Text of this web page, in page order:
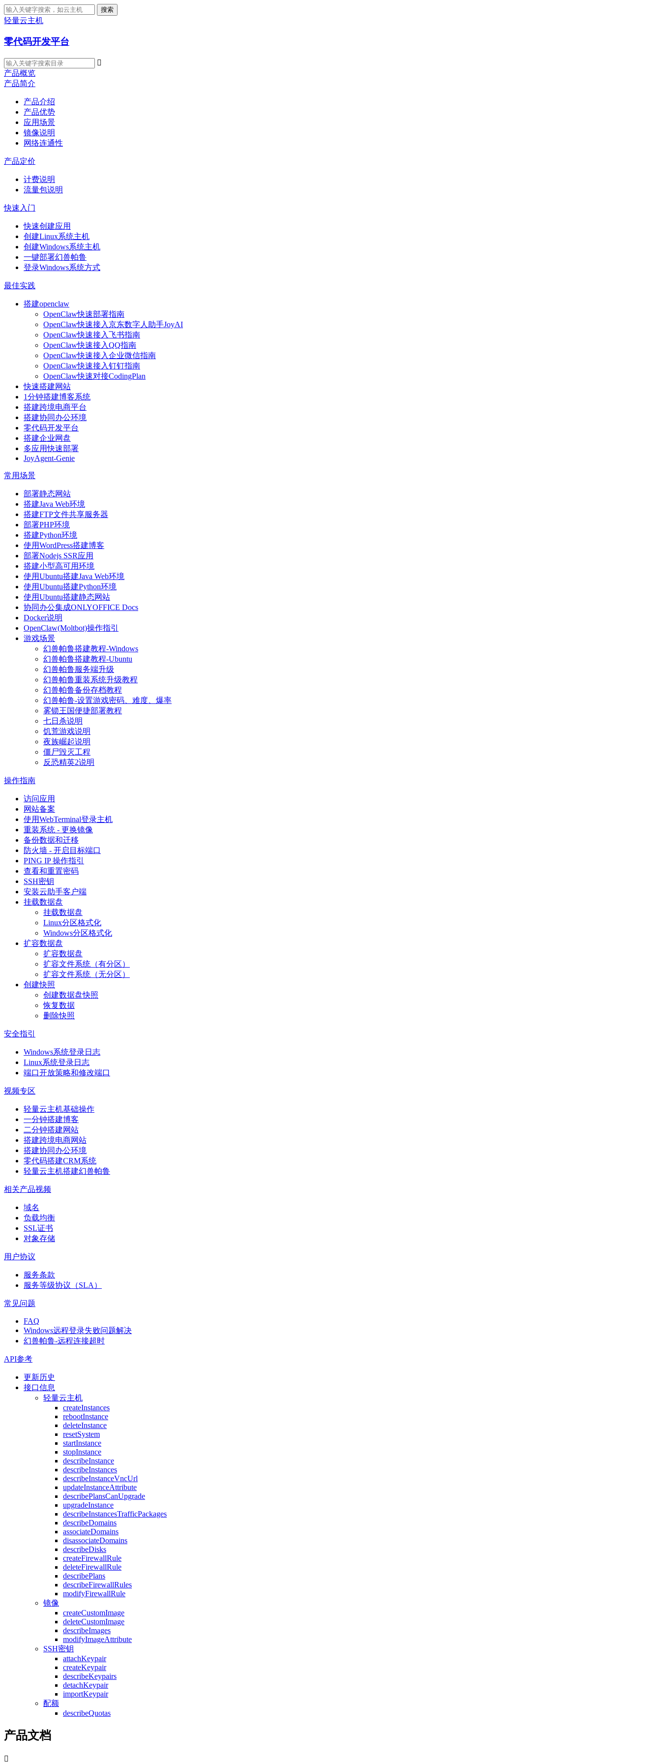
搜索
轻量云主机
零代码开发平台

产品概览
产品简介
产品介绍
产品优势
应用场景
镜像说明
网络连通性
产品定价
计费说明
流量包说明
快速入门
快速创建应用
创建Linux系统主机
创建Windows系统主机
一键部署幻兽帕鲁
登录Windows系统方式
最佳实践
搭建openclaw
OpenClaw快速部署指南
OpenClaw快速接入京东数字人助手JoyAI
OpenClaw快速接入飞书指南
OpenClaw快速接入QQ指南
OpenClaw快速接入企业微信指南
OpenClaw快速接入钉钉指南
OpenClaw快速对接CodingPlan
快速搭建网站
1分钟搭建博客系统
搭建跨境电商平台
搭建协同办公环境
零代码开发平台
搭建企业网盘
多应用快速部署
JoyAgent-Genie
常用场景
部署静态网站
搭建Java Web环境
搭建FTP文件共享服务器
部署PHP环境
搭建Python环境
使用WordPress搭建博客
部署Nodejs SSR应用
搭建小型高可用环境
使用Ubuntu搭建Java Web环境
使用Ubuntu搭建Python环境
使用Ubuntu搭建静态网站
协同办公集成ONLYOFFICE Docs
Docker说明
OpenClaw(Moltbot)操作指引
游戏场景
幻兽帕鲁搭建教程-Windows
幻兽帕鲁搭建教程-Ubuntu
幻兽帕鲁服务端升级
幻兽帕鲁重装系统升级教程
幻兽帕鲁备份存档教程
幻兽帕鲁-设置游戏密码、难度、爆率
雾锁王国便捷部署教程
七日杀说明
饥荒游戏说明
夜族崛起说明
僵尸毁灭工程
反恐精英2说明
操作指南
访问应用
网站备案
使用WebTerminal登录主机
重装系统 - 更换镜像
备份数据和迁移
防火墙 - 开启目标端口
PING IP 操作指引
查看和重置密码
SSH密钥
安装云助手客户端
挂载数据盘
挂载数据盘
Linux分区格式化
Windows分区格式化
扩容数据盘
扩容数据盘
扩容文件系统（有分区）
扩容文件系统（无分区）
创建快照
创建数据盘快照
恢复数据
删除快照
安全指引
Windows系统登录日志
Linux系统登录日志
端口开放策略和修改端口
视频专区
轻量云主机基础操作
一分钟搭建博客
二分钟搭建网站
搭建跨境电商网站
搭建协同办公环境
零代码搭建CRM系统
轻量云主机搭建幻兽帕鲁
相关产品视频
域名
负载均衡
SSL证书
对象存储
用户协议
服务条款
服务等级协议（SLA）
常见问题
FAQ
Windows远程登录失败问题解决
幻兽帕鲁-远程连接超时
API参考
更新历史
接口信息
轻量云主机
createInstances
rebootInstance
deleteInstance
resetSystem
startInstance
stopInstance
describeInstance
describeInstances
describeInstanceVncUrl
updateInstanceAttribute
describePlansCanUpgrade
upgradeInstance
describeInstancesTrafficPackages
describeDomains
associateDomains
disassociateDomains
describeDisks
createFirewallRule
deleteFirewallRule
describePlans
describeFirewallRules
modifyFirewallRule
镜像
createCustomImage
deleteCustomImage
describeImages
modifyImageAttribute
SSH密钥
attachKeypair
createKeypair
describeKeypairs
detachKeypair
importKeypair
配额
describeQuotas
产品文档
